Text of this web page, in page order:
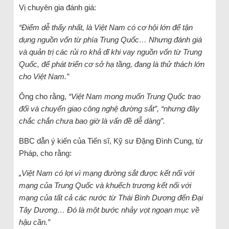
Vị chuyên gia đánh giá:
“Điểm dễ thấy nhất, là Việt Nam có cơ hội lớn để tận
dụng nguồn vốn từ phía Trung Quốc… Nhưng đánh giá
và quản trị các rủi ro khả dĩ khi vay nguồn vốn từ Trung
Quốc, để phát triển cơ sở hạ tầng, đang là thử thách lớn
cho Việt Nam.”
Ông cho rằng, “Việt Nam mong muốn Trung Quốc trao
đổi và chuyển giao công nghệ đường sắt”, “nhưng đây
chắc chắn chưa bao giờ là vấn đề dễ dàng”.
BBC dẫn ý kiến của Tiến sĩ, Kỹ sư Đặng Đình Cung, từ
Pháp, cho rằng:
„Việt Nam có lợi vì mạng đường sắt được kết nối với
mạng của Trung Quốc và khuếch trương kết nối với
mạng của tất cả các nước từ Thái Bình Dương đến Đại
Tây Dương… Đó là một bước nhảy vọt ngoạn mục về
hậu cần.”